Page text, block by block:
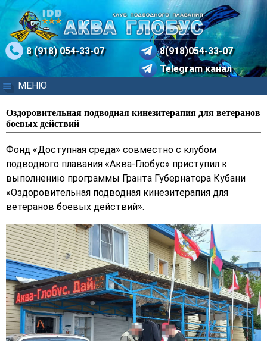
8 (918) 054-33-07
8(918)054-33-07
Telegram канал
МЕНЮ
Оздоровительная подводная кинезитерапия для ветеранов
боевых действий
Фонд «Доступная среда» совместно с клубом
подводного плавания «Аква-Глобус» приступил к
выполнению программы Гранта Губернатора Кубани
«Оздоровительная подводная кинезитерапия для
ветеранов боевых действий».